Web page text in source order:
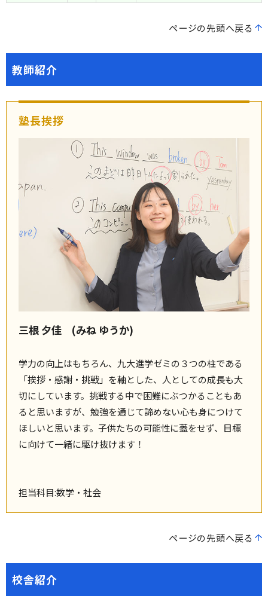
ページの先頭へ戻る
教師紹介
塾長挨拶
三根 夕佳 (みね ゆうか)
学力の向上はもちろん、九大進学ゼミの３つの柱である
「挨拶・感謝・挑戦」を軸とした、人としての成長も大
切にしています。挑戦する中で困難にぶつかることもあ
ると思いますが、勉強を通じて諦めない心も身につけて
ほしいと思います。子供たちの可能性に蓋をせず、目標
に向けて一緒に駆け抜けます！
担当科目:数学・社会
ページの先頭へ戻る
校舎紹介